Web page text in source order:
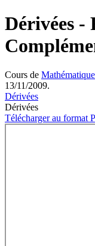
Dérivées -
Cours de
13/11/2009.
Dérivées
Dérivées
Télécharger au format